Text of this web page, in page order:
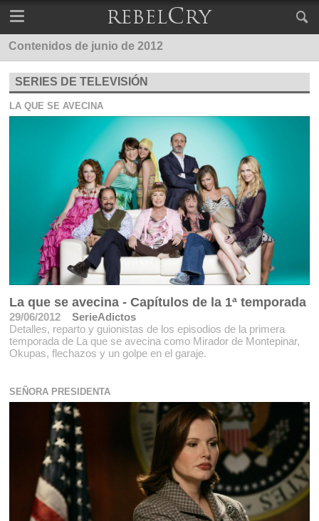
Contenidos de junio de 2012
SERIES DE TELEVISIÓN
LA QUE SE AVECINA
La que se avecina - Capítulos de la 1ª temporada
29/06/2012
SerieAdictos
Detalles, reparto y guionistas de los episodios de la primera
temporada de La que se avecina como Mirador de Montepinar,
Okupas, flechazos y un golpe en el garaje.
SEÑORA PRESIDENTA